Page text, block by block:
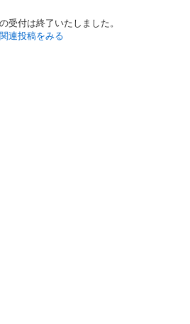
受付は終了いたしました。
関連投稿をみる